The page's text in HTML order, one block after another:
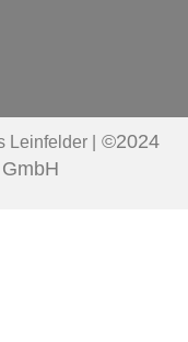
Leinfelder |
©2024